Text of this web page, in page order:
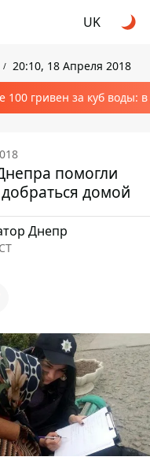
UK
20:10, 18 Апреля 2018
100 гривен за куб воды:
помогли
домой
Днепр